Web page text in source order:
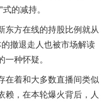
的减持。
东方在线的持股比例就从
撤退走人也被市场解读
种怀疑。
在着和大多数直播间类似
赖，在本轮爆火背后，人